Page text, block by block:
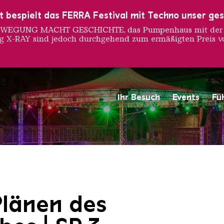
Ihr Besuch Events
Saarländischen
des
bespielt das FERRA Festival mit Techno unser
MACHT GESCHICHTE, das Pumpenhaus mit
RAY sind jedoch durchgehend zum ermäßigten Preis